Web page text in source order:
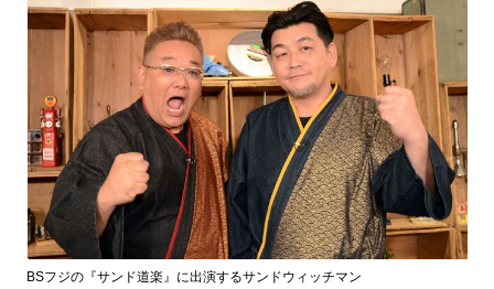
BSフジの『サンド道楽』に出演するサンドウィッチマン